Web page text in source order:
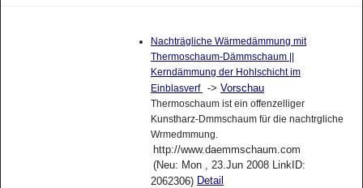
Nachträgliche Wärmedämmung mit
Thermoschaum-Dämmschaum ||
Kerndämmung der Hohlschicht im
Einblasverf -> Vorschau
Thermoschaum ist ein offenzelliger
Kunstharz-Dmmschaum für die nachtrgliche
Wrmedmmung.
http://www.daemmschaum.com
(Neu: Mon , 23.Jun 2008 LinkID:
2062306) Detail